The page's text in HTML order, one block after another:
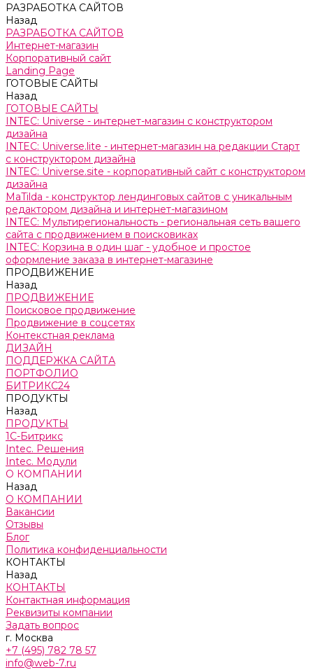
РАЗРАБОТКА САЙТОВ
Назад
РАЗРАБОТКА САЙТОВ
Интернет-магазин
Корпоративный сайт
Landing Page
ГОТОВЫЕ САЙТЫ
Назад
ГОТОВЫЕ САЙТЫ
INTEC: Universe - интернет-магазин с конструктором
дизайна
INTEC: Universe.lite - интернет-магазин на редакции Старт
с конструктором дизайна
INTEC: Universe.site - корпоративный сайт с конструктором
дизайна
MaTilda - конструктор лендинговых сайтов с уникальным
редактором дизайна и интернет-магазином
INTEC: Мультирегиональность - региональная сеть вашего
сайта с продвижением в поисковиках
INTEC: Корзина в один шаг - удобное и простое
оформление заказа в интернет-магазине
ПРОДВИЖЕНИЕ
Назад
ПРОДВИЖЕНИЕ
Поисковое продвижение
Продвижение в соцсетях
Контекстная реклама
ДИЗАЙН
ПОДДЕРЖКА САЙТА
ПОРТФОЛИО
БИТРИКС24
ПРОДУКТЫ
Назад
ПРОДУКТЫ
1С-Битрикс
Intec. Решения
Intec. Модули
О КОМПАНИИ
Назад
О КОМПАНИИ
Вакансии
Отзывы
Блог
Политика конфиденциальности
КОНТАКТЫ
Назад
КОНТАКТЫ
Контактная информация
Реквизиты компании
Задать вопрос
г. Москва
+7 (495) 782 78 57
info@web-7.ru